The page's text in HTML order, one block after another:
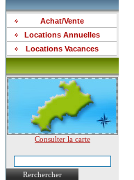
Achat/Vente
Locations Annuelles
Locations Vacances
Consulter la carte
Rerchercher